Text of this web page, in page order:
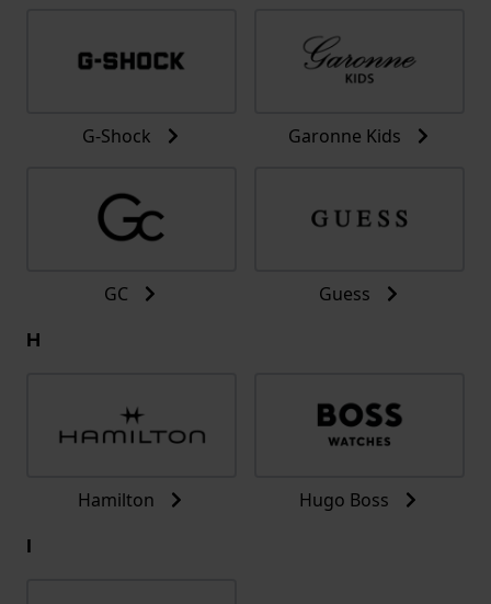
G-Shock Garonne Kids
GC Guess
H
Hamilton Hugo Boss
I